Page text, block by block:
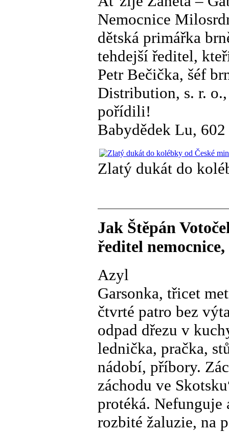
Nemocnice
dětská primářka
tehdejší ředitel,
Petr Bečička, šéf
Distribution, s. r.
pořídili!
Babydědek Lu,
Zlatý dukát do
Jak Štěpán
ředitel
Azyl
Garsonka, třicet
čtvrté patro bez
odpad dřezu v
lednička, pračka,
nádobí, příbory.
záchodu ve
protéká. Nefunguje
rozbité žaluzie, na